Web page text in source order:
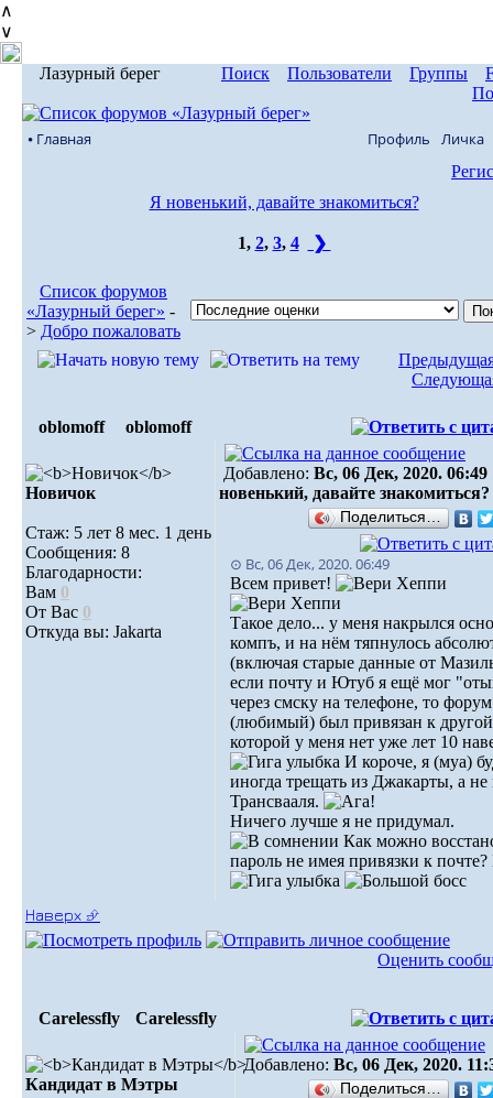
∧
∨
Лазурный берег Поиск Пользователи Группы
⦁ Главная Профиль Личка
Я новенький, давайте знакомиться?
1, 2, 3, 4 ❯
Список форумов
«Лазурный берег» -
> Добро пожаловать
оblomoff оblomoff
Новичок
Стаж: 5 лет 8 мес. 1 день
Сообщения: 8
Благодарности:
Вам 0
От Вас 0
Откуда вы: Jakarta
Добавлено: Вс, 06 Дек, 2020. 06:49
новенький, давайте знакомиться?
Поделиться…
⊙ Вс, 06 Дек, 2020. 06:49
Всем привет!
Такое дело... у меня накрылся
компъ, и на нём тяпнулось
(включая старые данные от
если почту и Ютуб я ещё мог
через смску на телефоне, то форум
(любимый) был привязан к
которой у меня нет уже лет 10
И короче, я (муа)
иногда трещать из Джакарты, а не
Трансвааля.
Ничего лучше я не придумал.
Как можно
пароль не имея привязки к
Наверх ⮵
Оценить
Carelessfly Carelessfly
Кандидат в Мэтры
Добавлено: Вс, 06 Дек, 2020.
Поделиться…